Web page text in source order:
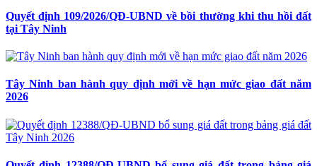
Quyết định 109/2026/QĐ-UBND về bồi thường khi thu hồi đất
tại Tây Ninh
Tây Ninh ban hành quy định mới về hạn mức giao đất năm
2026